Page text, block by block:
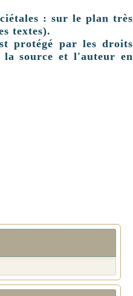
: sur le plan très
textes).
protégé par les droits
source et l'auteur en